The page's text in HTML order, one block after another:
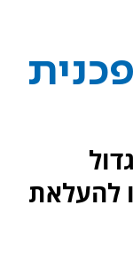
הגדול
להעלאת